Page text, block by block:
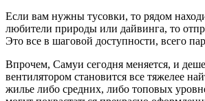
Если вам нужны тусовки, то рядом
любители природы или дайвинга, то
Это все в шаговой доступности, всего
Впрочем, Самуи сегодня меняется, и
вентилятором становится все тяжелее
жилье либо средних, либо топовых